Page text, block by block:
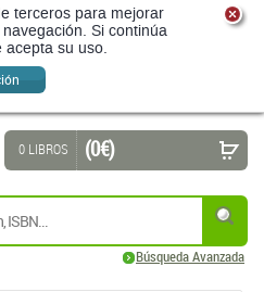
terceros para mejorar
Si continúa
acepta su uso.
Búsqueda Avanzada
0 LIBROS (0 €)